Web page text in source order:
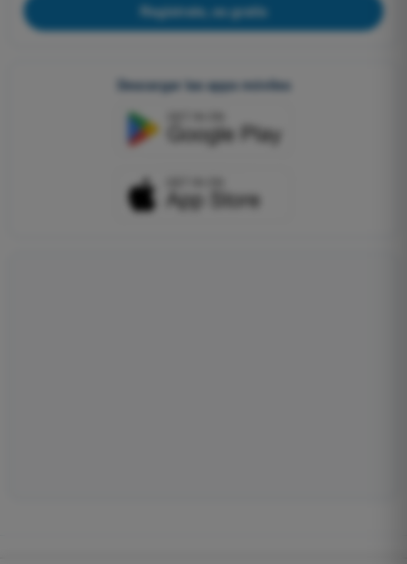
Regístrate, es gratis
Descargar las apps móviles